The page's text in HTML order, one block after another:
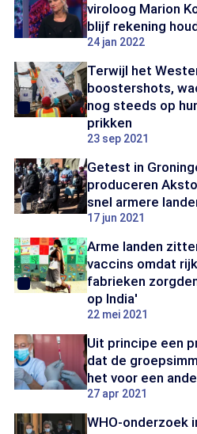
viroloog Marion
blijf rekening
24 jan 2022
Terwijl het
boostershots,
nog steeds op
prikken
23 sep 2021
Getest in
produceren
snel armere
17 jun 2021
Arme landen
vaccins omdat
fabrieken
op India'
22 mei 2021
Uit principe een
dat de
het voor een
27 apr 2021
WHO-onderzoek